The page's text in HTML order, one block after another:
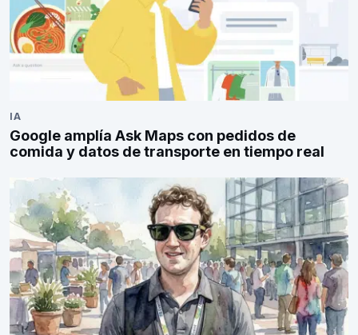
IA
Google amplía Ask Maps con pedidos de
comida y datos de transporte en tiempo real